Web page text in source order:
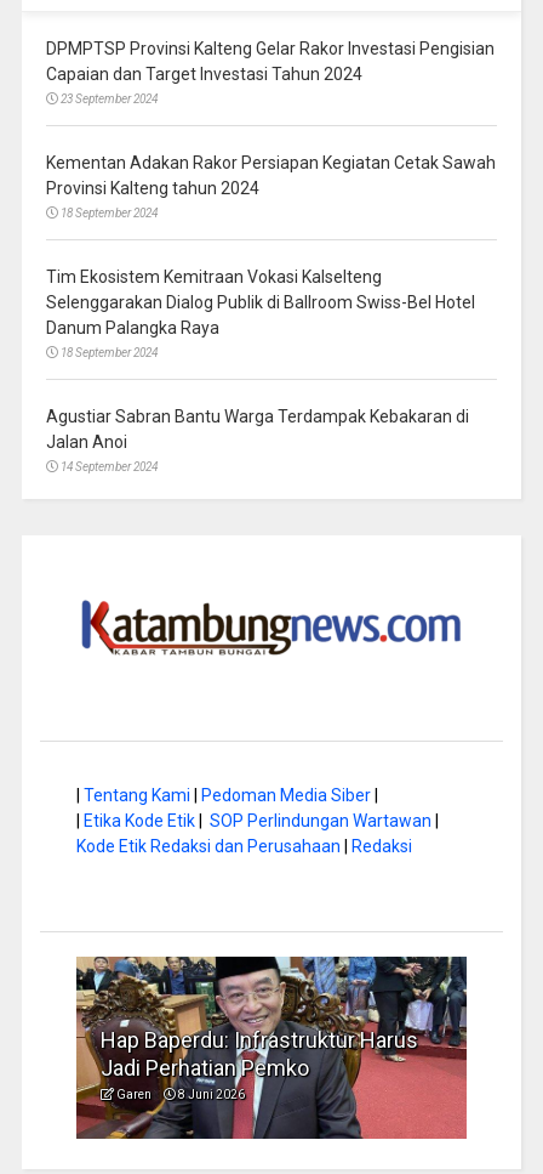
DPMPTSP Provinsi Kalteng Gelar Rakor Investasi Pengisian
Capaian dan Target Investasi Tahun 2024
23 September 2024
Kementan Adakan Rakor Persiapan Kegiatan Cetak Sawah
Provinsi Kalteng tahun 2024
18 September 2024
Tim Ekosistem Kemitraan Vokasi Kalselteng
Selenggarakan Dialog Publik di Ballroom Swiss-Bel Hotel
Danum Palangka Raya
18 September 2024
Agustiar Sabran Bantu Warga Terdampak Kebakaran di
Jalan Anoi
14 September 2024
Tentang Kami Pedoman Media Siber|
Etika Kode Etik| SOP Perlindungan Wartawan
Kode Etik Redaksi dan Perusahaan
Redaksi
Infrastruktur Harus
Musim Kemarau, DPRD
Pengelolaan Sampah yang
6 Juni 2026